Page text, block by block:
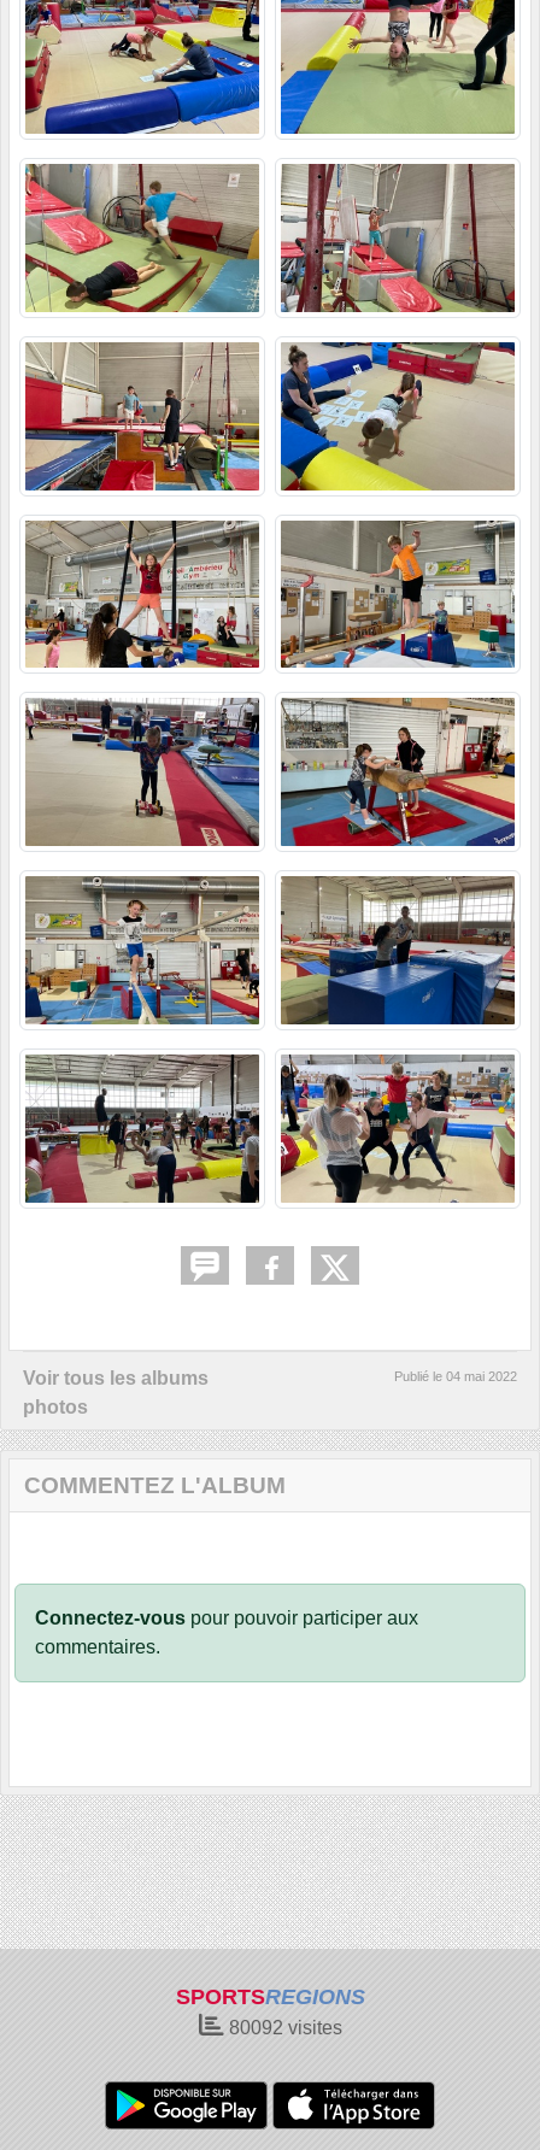
Voir tous les albums
photos
Publié le 04 mai 2022
COMMENTEZ L'ALBUM
Connectez-vous pour pouvoir participer aux
commentaires.
SPORTSREGIONS
80092 visites